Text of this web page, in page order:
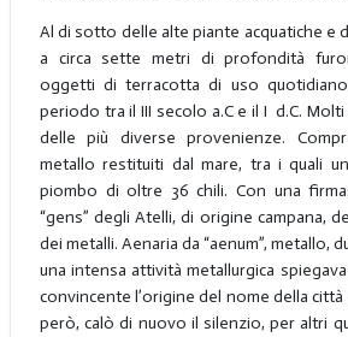
Al di sotto delle alte piante acquatiche e
a circa sette metri di profondità
oggetti di terracotta di uso
periodo tra il III secolo a.C e il I d.C.
delle più diverse provenienze.
metallo restituiti dal mare, tra i quali
piombo di oltre 36 chili. Con una
“gens” degli Atelli, di origine campana,
dei metalli. Aenaria da “aenum”, metallo,
una intensa attività metallurgica
convincente l’origine del nome della città
però, calò di nuovo il silenzio, per altri